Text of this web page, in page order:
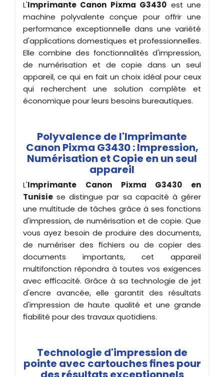
L'Imprimante Canon Pixma G3430 est une
machine polyvalente conçue pour offrir une
performance exceptionnelle dans une variété
d'applications domestiques et professionnelles.
Elle combine des fonctionnalités d'impression,
de numérisation et de copie dans un seul
appareil, ce qui en fait un choix idéal pour ceux
qui recherchent une solution complète et
économique pour leurs besoins bureautiques.
Polyvalence de l'Imprimante
Canon Pixma G3430 : Impression,
Numérisation et Copie en un seul
appareil
L'Imprimante Canon Pixma G3430 en
Tunisie se distingue par sa capacité à gérer
une multitude de tâches grâce à ses fonctions
d'impression, de numérisation et de copie. Que
vous ayez besoin de produire des documents,
de numériser des fichiers ou de copier des
documents importants, cet appareil
multifonction répondra à toutes vos exigences
avec efficacité. Grâce à sa technologie de jet
d'encre avancée, elle garantit des résultats
d'impression de haute qualité et une grande
fiabilité pour des travaux quotidiens.
Technologie d'impression de
pointe avec cartouches fines pour